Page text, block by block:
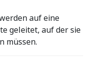
auf eine
geleitet, auf der sie
müssen.